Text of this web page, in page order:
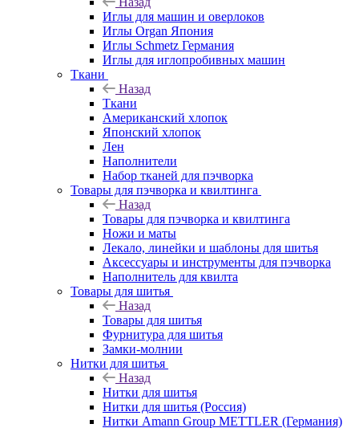
Иглы для машин и оверлоков
Иглы Organ Япония
Иглы Schmetz Германия
Иглы для иглопробивных машин
Ткани
Назад
Ткани
Американский хлопок
Японский хлопок
Лен
Наполнители
Набор тканей для пэчворка
Товары для пэчворка и квилтинга
Назад
Товары для пэчворка и квилтинга
Ножи и маты
Лекало, линейки и шаблоны для шитья
Аксессуары и инструменты для пэчворка
Наполнитель для квилта
Товары для шитья
Назад
Товары для шитья
Фурнитура для шитья
Замки-молнии
Нитки для шитья
Назад
Нитки для шитья
Нитки для шитья (Россия)
Нитки Amann Group METTLER (Германия)